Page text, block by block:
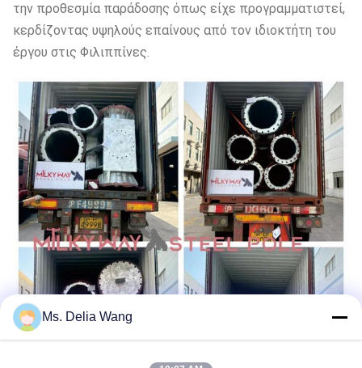
την προθεσμία παράδοσης όπως είχε προγραμματιστεί,
κερδίζοντας υψηλούς επαίνους από τον ιδιοκτήτη του
έργου στις Φιλιππίνες.
Ms. Delia Wang